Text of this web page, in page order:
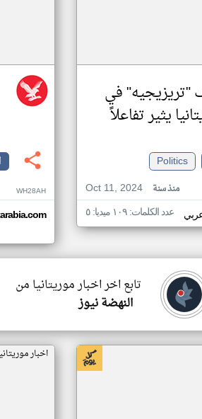
في
يثير تفاعلاً
Politics
Oct 11, 2024
منذ سنة
عدد الكلمات: ١٠٩ ميديا: ٥
WH28AH
تابع اخر اخبار موريتانيا من
النهضة نيوز
اخبار